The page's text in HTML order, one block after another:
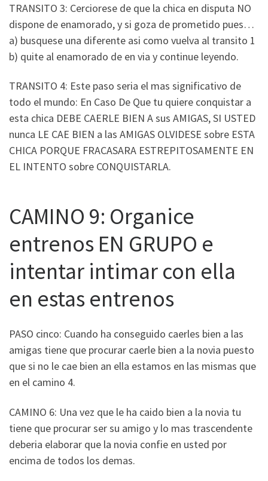
TRANSITO 3: Cerciorese de que la chica en disputa NO
dispone de enamorado, y si goza de prometido pues…
a) busquese una diferente asi­ como vuelva al transito 1
b) quite al enamorado de en vi­a y continue leyendo.
TRANSITO 4: Este paso seri­a el mas significativo de
todo el mundo: En Caso De Que tu quiere conquistar a
esta chica DEBE CAERLE BIEN A sus AMIGAS, SI USTED
nunca LE CAE BIEN a las AMIGAS OLVIDESE sobre ESTA
CHICA PORQUE FRACASARA ESTREPITOSAMENTE EN
EL INTENTO sobre CONQUISTARLA.
CAMINO 9: Organice
entrenos EN GRUPO e
intentar intimar con ella
en estas entrenos
PASO cinco: Cuando ha conseguido caerles bien a las
amigas tiene que procurar caerle bien a la novia puesto
que si no le cae bien an ella estamos en las mismas que
en el camino 4.
CAMINO 6: Una vez que le ha caido bien a la novia tu
tiene que procurar ser su amigo y lo mas trascendente
deberia elaborar que la novia confie en usted por
encima de todos los demas.